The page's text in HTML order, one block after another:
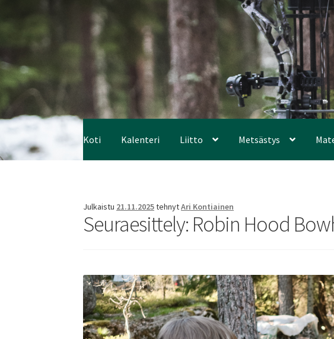
Koti Kalenteri Liitto Metsästys
Julkaistu 21.11.2025tehnytAri Kontiainen
Seuraesittely: Robin Hood